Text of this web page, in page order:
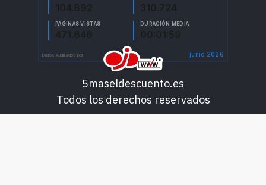
5maseldescuento.es
Todos los derechos reservados